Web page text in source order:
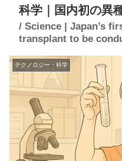
科学｜国内初の異
/ Science | Japan’s
transplant to be
テクノロジー・科学